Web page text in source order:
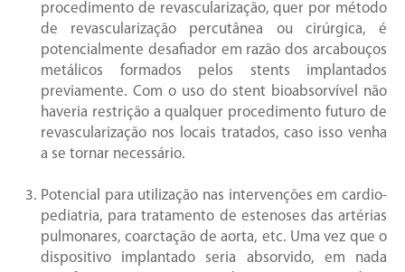
procedimento de revascularização, quer por método
de revascularização percutânea ou cirúrgica, é
potencialmente desafiador em razão dos arcabouços
metálicos formados pelos stents implantados
previamente. Com o uso do stent bioabsorvível não
haveria restrição a qualquer procedimento futuro de
revascularização nos locais tratados, caso isso venha
a se tornar necessário.
Potencial para utilização nas intervenções em cardio-
pediatria, para tratamento de estenoses das artérias
pulmonares, coarctação de aorta, etc. Uma vez que o
dispositivo implantado seria absorvido, em nada